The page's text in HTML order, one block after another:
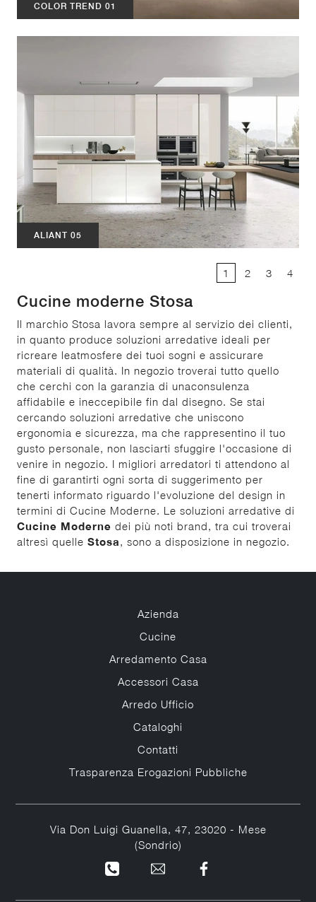
COLOR TREND 01
ALIANT 05
1 2 3 4
Cucine moderne Stosa
Il marchio Stosa lavora sempre al servizio dei clienti,
in quanto produce soluzioni arredative ideali per
ricreare leatmosfere dei tuoi sogni e assicurare
materiali di qualità. In negozio troverai tutto quello
che cerchi con la garanzia di unaconsulenza
affidabile e ineccepibile fin dal disegno. Se stai
cercando soluzioni arredative che uniscono
ergonomia e sicurezza, ma che rappresentino il tuo
gusto personale, non lasciarti sfuggire l'occasione di
venire in negozio. I migliori arredatori ti attendono al
fine di garantirti ogni sorta di suggerimento per
tenerti informato riguardo l'evoluzione del design in
termini di Cucine Moderne. Le soluzioni arredative di
Cucine Moderne dei più noti brand, tra cui troverai
altresì quelle Stosa, sono a disposizione in negozio.
Azienda
Cucine
Arredamento Casa
Accessori Casa
Arredo Ufficio
Cataloghi
Contatti
Trasparenza Erogazioni Pubbliche
Via Don Luigi Guanella, 47, 23020 - Mese
(Sondrio)